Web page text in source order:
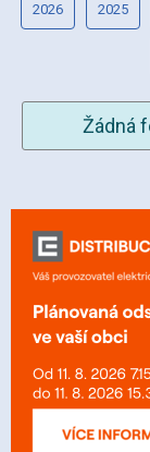
2026 2025
Žádná